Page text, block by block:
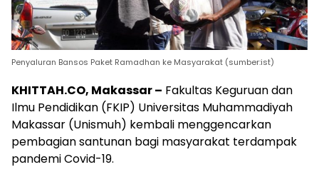
Penyaluran Bansos Paket Ramadhan ke Masyarakat (sumber:ist)
KHITTAH.CO, Makassar – Fakultas Keguruan dan
Ilmu Pendidikan (FKIP) Universitas Muhammadiyah
Makassar (Unismuh) kembali menggencarkan
pembagian santunan bagi masyarakat terdampak
pandemi Covid-19.